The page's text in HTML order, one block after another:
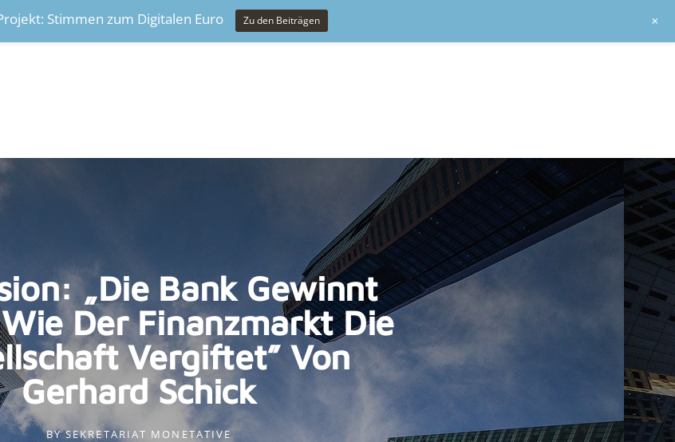
„Die Bank Gewinnt
Der Finanzmarkt Die
Vergiftet” Von
Gerhard Schick
BYSEKRETARIAT MONETATIVE
Stimmen zum Digitalen Euro Zu den Beiträgen +